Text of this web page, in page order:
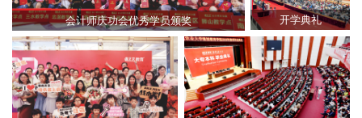
会计师庆功会优秀学员颁奖 开学典礼